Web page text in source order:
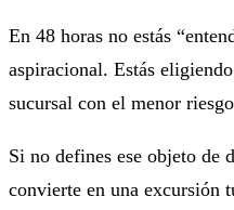
En 48 horas no estás
aspiracional. Estás
sucursal con el menor
Si no defines ese objeto de
convierte en una excursión